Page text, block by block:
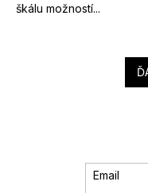
škálu možností...
Email